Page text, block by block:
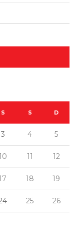
S S D
3 4 5
11 12
18 19
25 26